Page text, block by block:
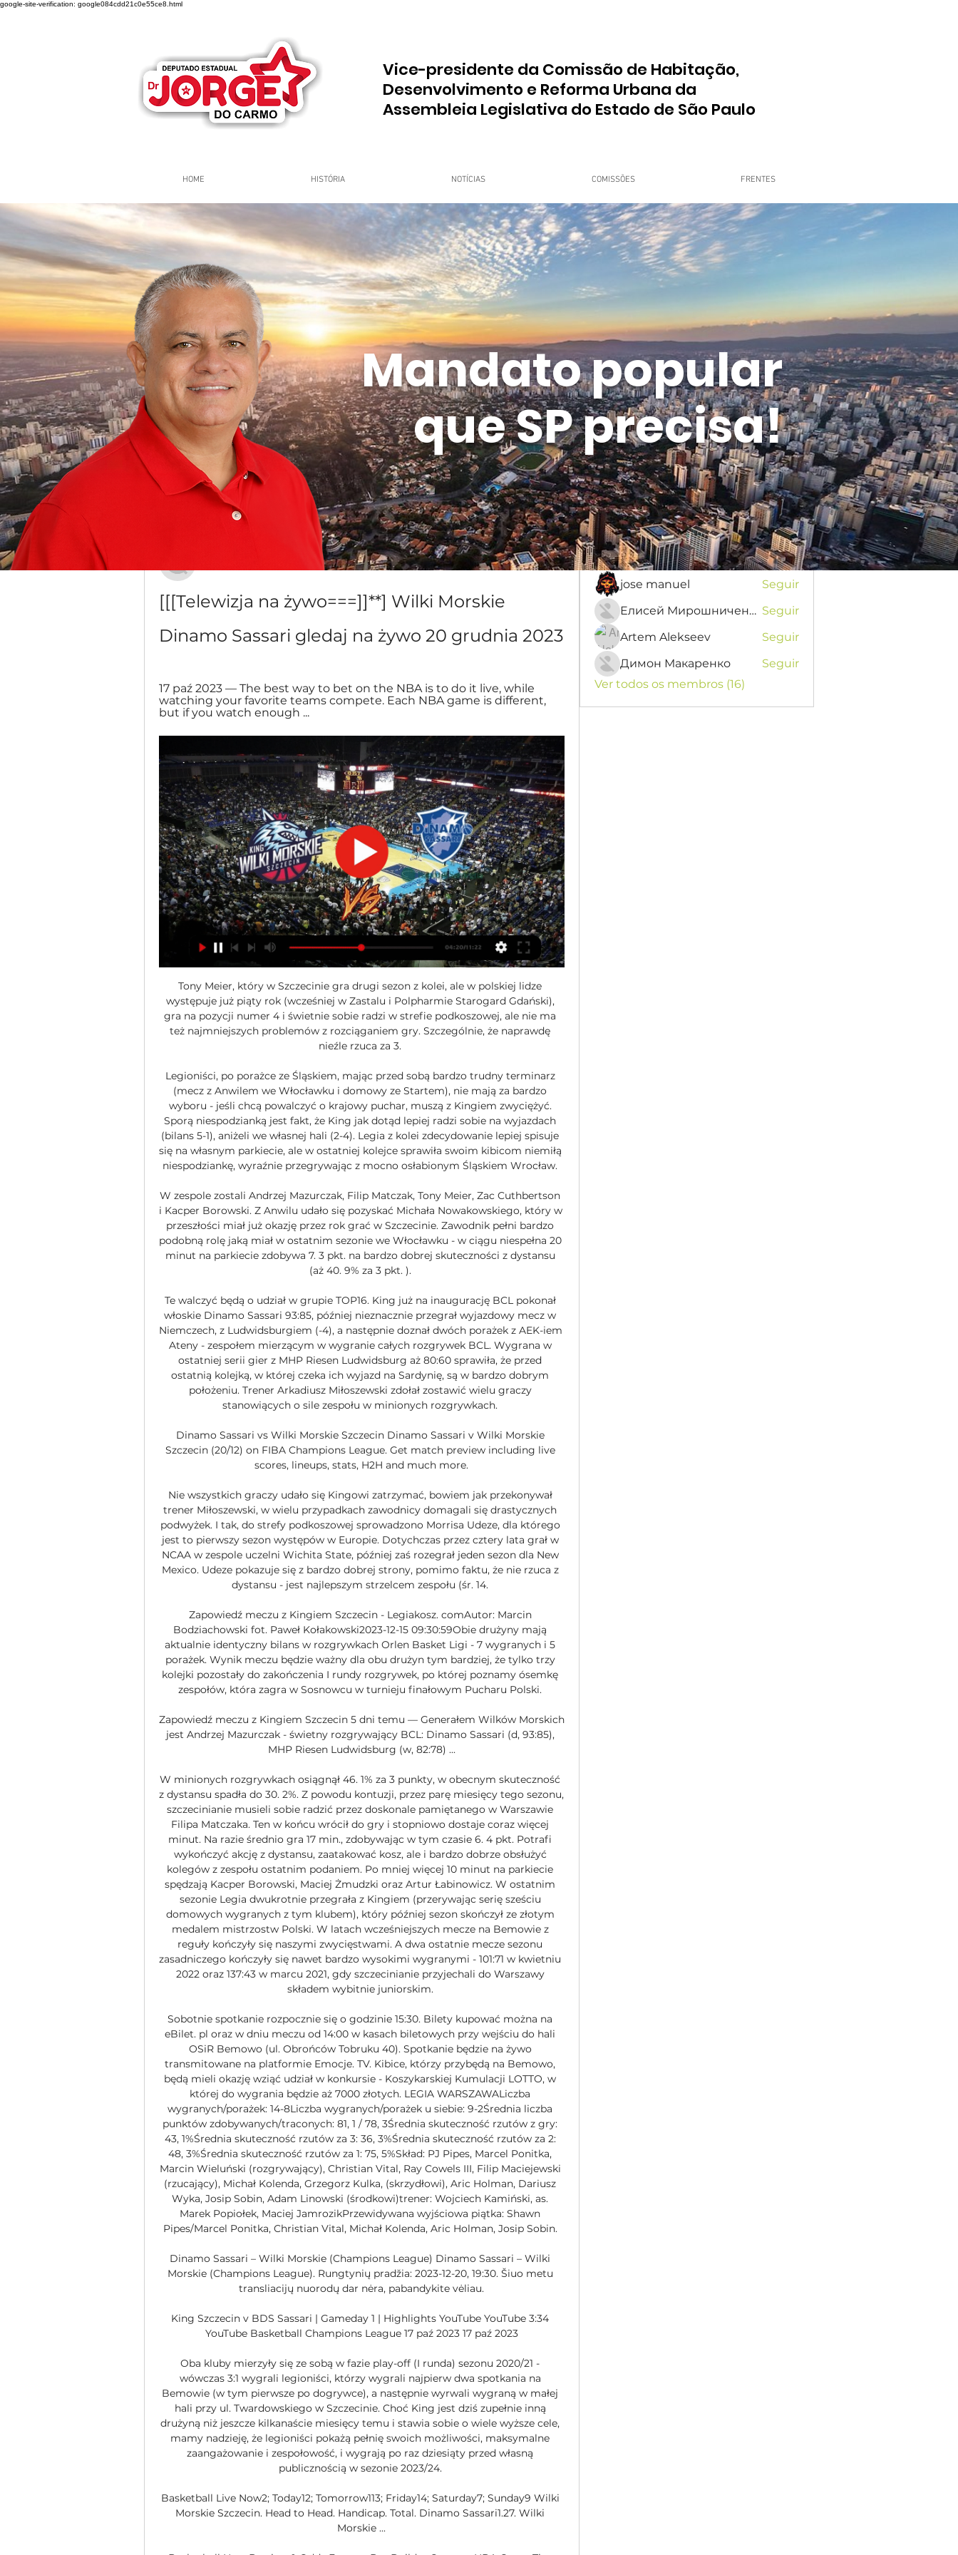
google-site-verification: google084cdd21c0e55ce8.html
Vice-presidente da Comissão de Habitação,
Desenvolvimento e Reforma Urbana da
Assembleia Legislativa do Estado de São Paulo
HOME HISTÓRIA NOTÍCIAS COMISSÕES FRENTES
Página Inicial Grupo Dr. Jorge do Carmo
Grupo Dr. Jorge do Carmo
Público · 16 membros
Entrar
Discussão Mídia Membros Sobre
Елисей Мирошниченко
[[[Telewizja na żywo===]]**] Wilki Morskie
Dinamo Sassari gledaj na żywo 20 grudnia 2023
17 paź 2023 — The best way to bet on the NBA is to do it live, while
watching your favorite teams compete. Each NBA game is different,
but if you watch enough ...
Tony Meier, który w Szczecinie gra drugi sezon z kolei, ale w polskiej lidze
występuje już piąty rok (wcześniej w Zastalu i Polpharmie Starogard Gdański),
gra na pozycji numer 4 i świetnie sobie radzi w strefie podkoszowej, ale nie ma
też najmniejszych problemów z rozciąganiem gry. Szczególnie, że naprawdę
nieźle rzuca za 3.
Legioniści, po porażce ze Śląskiem, mając przed sobą bardzo trudny terminarz
(mecz z Anwilem we Włocławku i domowy ze Startem), nie mają za bardzo
wyboru - jeśli chcą powalczyć o krajowy puchar, muszą z Kingiem zwyciężyć.
Sporą niespodzianką jest fakt, że King jak dotąd lepiej radzi sobie na wyjazdach
(bilans 5-1), aniżeli we własnej hali (2-4). Legia z kolei zdecydowanie lepiej spisuje
się na własnym parkiecie, ale w ostatniej kolejce sprawiła swoim kibicom niemiłą
niespodziankę, wyraźnie przegrywając z mocno osłabionym Śląskiem Wrocław.
W zespole zostali Andrzej Mazurczak, Filip Matczak, Tony Meier, Zac Cuthbertson
i Kacper Borowski. Z Anwilu udało się pozyskać Michała Nowakowskiego, który w
przeszłości miał już okazję przez rok grać w Szczecinie. Zawodnik pełni bardzo
podobną rolę jaką miał w ostatnim sezonie we Włocławku - w ciągu niespełna 20
minut na parkiecie zdobywa 7. 3 pkt. na bardzo dobrej skuteczności z dystansu
(aż 40. 9% za 3 pkt. ).
Te walczyć będą o udział w grupie TOP16. King już na inaugurację BCL pokonał
włoskie Dinamo Sassari 93:85, później nieznacznie przegrał wyjazdowy mecz w
Niemczech, z Ludwidsburgiem (-4), a następnie doznał dwóch porażek z AEK-iem
Ateny - zespołem mierzącym w wygranie całych rozgrywek BCL. Wygrana w
ostatniej serii gier z MHP Riesen Ludwidsburg aż 80:60 sprawiła, że przed
ostatnią kolejką, w której czeka ich wyjazd na Sardynię, są w bardzo dobrym
położeniu. Trener Arkadiusz Miłoszewski zdołał zostawić wielu graczy
stanowiących o sile zespołu w minionych rozgrywkach.
Dinamo Sassari vs Wilki Morskie Szczecin Dinamo Sassari v Wilki Morskie
Szczecin (20/12) on FIBA Champions League. Get match preview including live
scores, lineups, stats, H2H and much more.
Nie wszystkich graczy udało się Kingowi zatrzymać, bowiem jak przekonywał
trener Miłoszewski, w wielu przypadkach zawodnicy domagali się drastycznych
podwyżek. I tak, do strefy podkoszowej sprowadzono Morrisa Udeze, dla którego
jest to pierwszy sezon występów w Europie. Dotychczas przez cztery lata grał w
NCAA w zespole uczelni Wichita State, później zaś rozegrał jeden sezon dla New
Mexico. Udeze pokazuje się z bardzo dobrej strony, pomimo faktu, że nie rzuca z
dystansu - jest najlepszym strzelcem zespołu (śr. 14.
Zapowiedź meczu z Kingiem Szczecin - Legiakosz. comAutor: Marcin
Bodziachowski fot. Paweł Kołakowski2023-12-15 09:30:59Obie drużyny mają
aktualnie identyczny bilans w rozgrywkach Orlen Basket Ligi - 7 wygranych i 5
porażek. Wynik meczu będzie ważny dla obu drużyn tym bardziej, że tylko trzy
kolejki pozostały do zakończenia I rundy rozgrywek, po której poznamy ósemkę
zespołów, która zagra w Sosnowcu w turnieju finałowym Pucharu Polski.
Zapowiedź meczu z Kingiem Szczecin 5 dni temu — Generałem Wilków Morskich
jest Andrzej Mazurczak - świetny rozgrywający BCL: Dinamo Sassari (d, 93:85),
MHP Riesen Ludwidsburg (w, 82:78) ...
W minionych rozgrywkach osiągnął 46. 1% za 3 punkty, w obecnym skuteczność
z dystansu spadła do 30. 2%. Z powodu kontuzji, przez parę miesięcy tego sezonu,
szczecinianie musieli sobie radzić przez doskonale pamiętanego w Warszawie
Filipa Matczaka. Ten w końcu wrócił do gry i stopniowo dostaje coraz więcej
minut. Na razie średnio gra 17 min., zdobywając w tym czasie 6. 4 pkt. Potrafi
wykończyć akcję z dystansu, zaatakować kosz, ale i bardzo dobrze obsłużyć
kolegów z zespołu ostatnim podaniem. Po mniej więcej 10 minut na parkiecie
spędzają Kacper Borowski, Maciej Żmudzki oraz Artur Łabinowicz. W ostatnim
sezonie Legia dwukrotnie przegrała z Kingiem (przerywając serię sześciu
domowych wygranych z tym klubem), który później sezon skończył ze złotym
medalem mistrzostw Polski. W latach wcześniejszych mecze na Bemowie z
reguły kończyły się naszymi zwycięstwami. A dwa ostatnie mecze sezonu
zasadniczego kończyły się nawet bardzo wysokimi wygranymi - 101:71 w kwietniu
2022 oraz 137:43 w marcu 2021, gdy szczecinianie przyjechali do Warszawy
składem wybitnie juniorskim.
Sobotnie spotkanie rozpocznie się o godzinie 15:30. Bilety kupować można na
eBilet. pl oraz w dniu meczu od 14:00 w kasach biletowych przy wejściu do hali
OSiR Bemowo (ul. Obrońców Tobruku 40). Spotkanie będzie na żywo
transmitowane na platformie Emocje. TV. Kibice, którzy przybędą na Bemowo,
będą mieli okazję wziąć udział w konkursie - Koszykarskiej Kumulacji LOTTO, w
której do wygrania będzie aż 7000 złotych. LEGIA WARSZAWALiczba
wygranych/porażek: 14-8Liczba wygranych/porażek u siebie: 9-2Średnia liczba
punktów zdobywanych/traconych: 81, 1 / 78, 3Średnia skuteczność rzutów z gry:
43, 1%Średnia skuteczność rzutów za 3: 36, 3%Średnia skuteczność rzutów za 2:
48, 3%Średnia skuteczność rzutów za 1: 75, 5%Skład: PJ Pipes, Marcel Ponitka,
Marcin Wieluński (rozgrywający), Christian Vital, Ray Cowels III, Filip Maciejewski
(rzucający), Michał Kolenda, Grzegorz Kulka, (skrzydłowi), Aric Holman, Dariusz
Wyka, Josip Sobin, Adam Linowski (środkowi)trener: Wojciech Kamiński, as.
Marek Popiołek, Maciej JamrozikPrzewidywana wyjściowa piątka: Shawn
Pipes/Marcel Ponitka, Christian Vital, Michał Kolenda, Aric Holman, Josip Sobin.
Dinamo Sassari – Wilki Morskie (Champions League) Dinamo Sassari – Wilki
Morskie (Champions League). Rungtynių pradžia: 2023-12-20, 19:30. Šiuo metu
transliacijų nuorodų dar nėra, pabandykite vėliau.
King Szczecin v BDS Sassari | Gameday 1 | Highlights YouTube YouTube 3:34
YouTube Basketball Champions League 17 paź 2023 17 paź 2023
Oba kluby mierzyły się ze sobą w fazie play-off (I runda) sezonu 2020/21 -
wówczas 3:1 wygrali legioniści, którzy wygrali najpierw dwa spotkania na
Bemowie (w tym pierwsze po dogrywce), a następnie wyrwali wygraną w małej
hali przy ul. Twardowskiego w Szczecinie. Choć King jest dziś zupełnie inną
drużyną niż jeszcze kilkanaście miesięcy temu i stawia sobie o wiele wyższe cele,
mamy nadzieję, że legioniści pokażą pełnię swoich możliwości, maksymalne
zaangażowanie i zespołowość, i wygrają po raz dziesiąty przed własną
publicznością w sezonie 2023/24.
Basketball Live Now2; Today12; Tomorrow113; Friday14; Saturday7; Sunday9 Wilki
Morskie Szczecin. Head to Head. Handicap. Total. Dinamo Sassari1.27. Wilki
Morskie ...
membros
Anna Favorskaya
Seguir
jose manuel
Seguir
Елисей Мирошниченко Seguir
Artem Alekseev
Seguir
Димон Макаренко
Seguir
Ver todos os membros (16)
Mandato popular
que SP precisa!